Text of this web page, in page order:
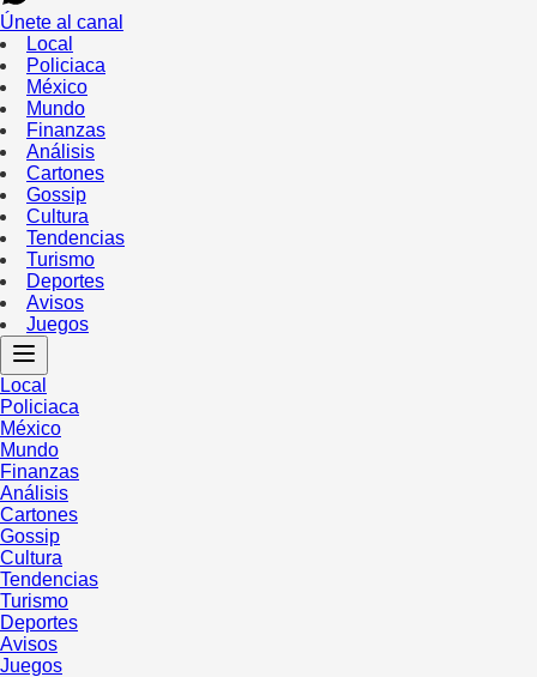
Únete al canal
Local
Policiaca
México
Mundo
Finanzas
Análisis
Cartones
Gossip
Cultura
Tendencias
Turismo
Deportes
Avisos
Juegos
Local
Policiaca
México
Mundo
Finanzas
Análisis
Cartones
Gossip
Cultura
Tendencias
Turismo
Deportes
Avisos
Juegos